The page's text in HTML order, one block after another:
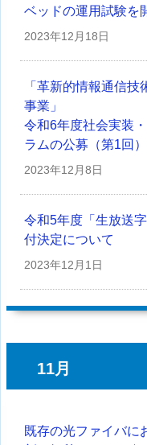
ベッドの運用試験を
2023年12月18日
「革新的情報通信
事業」
令和6年度社会実装
ラムの公募（第1回
2023年12月8日
令和5年度「生放送
付決定について
2023年12月1日
11月
既存の光ファイバに